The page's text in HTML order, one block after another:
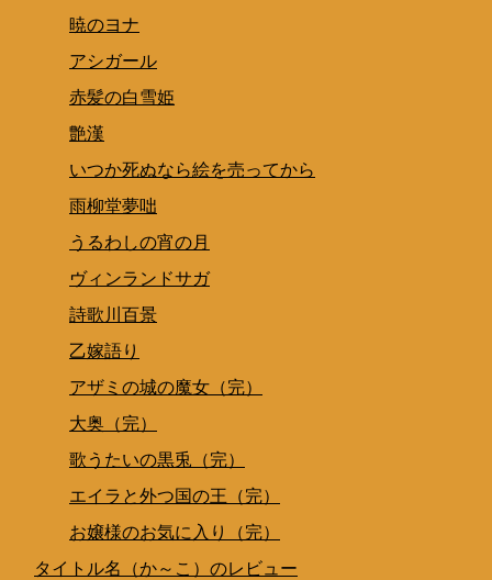
暁のヨナ
アシガール
赤髪の白雪姫
艶漢
いつか死ぬなら絵を売ってから
雨柳堂夢咄
うるわしの宵の月
ヴィンランドサガ
詩歌川百景
乙嫁語り
アザミの城の魔女（完）
大奥（完）
歌うたいの黒兎（完）
エイラと外つ国の王（完）
お嬢様のお気に入り（完）
タイトル名（か～こ）のレビュー